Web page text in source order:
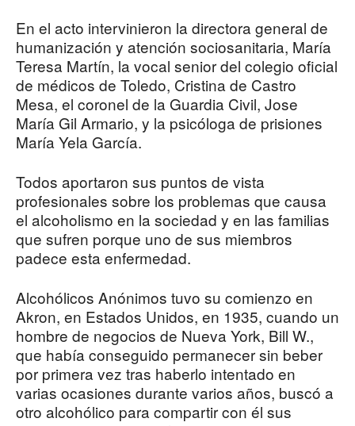
En el acto intervinieron la directora general de
humanización y atención sociosanitaria, María
Teresa Martín, la vocal senior del colegio oficial
de médicos de Toledo, Cristina de Castro
Mesa, el coronel de la Guardia Civil, Jose
María Gil Armario, y la psicóloga de prisiones
María Yela García.
Todos aportaron sus puntos de vista
profesionales sobre los problemas que causa
el alcoholismo en la sociedad y en las familias
que sufren porque uno de sus miembros
padece esta enfermedad.
Alcohólicos Anónimos tuvo su comienzo en
Akron, en Estados Unidos, en 1935, cuando un
hombre de negocios de Nueva York, Bill W.,
que había conseguido permanecer sin beber
por primera vez tras haberlo intentado en
varias ocasiones durante varios años, buscó a
otro alcohólico para compartir con él sus